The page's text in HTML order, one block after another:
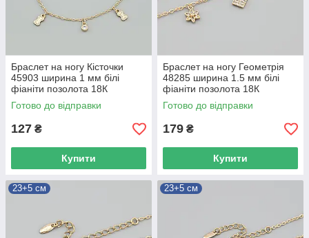
Браслет на ногу Кісточки
45903 ширина 1 мм білі
фіаніти позолота 18К
довжина 23+5
Готово до відправки
127 ₴
Купити
Браслет на ногу Геометрія
48285 ширина 1.5 мм білі
фіаніти позолота 18К
довжина 23+3
Готово до відправки
179 ₴
Купити
23+5 см 23+5 см